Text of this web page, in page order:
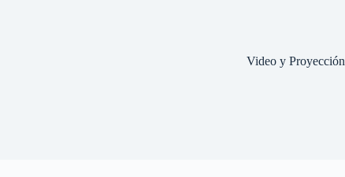
Video y Proyección